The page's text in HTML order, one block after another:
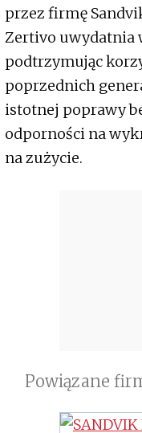
przez firmę
Zertivo uwydatnia
podtrzymując
poprzednich
istotnej poprawy
odporności na
na zużycie.
Powiązane